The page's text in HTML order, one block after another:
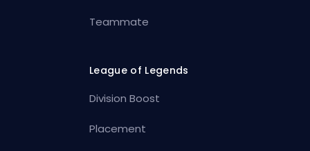
Teammate
League of Legends
Division Boost
Placement